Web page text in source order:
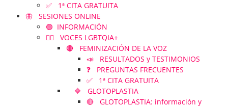
✅ 1ª CITA GRATUITA
🦋 SESIONES ONLINE
🟢 INFORMACIÓN
🏳️‍🌈 VOCES LGBTQIA+
🔴 FEMINIZACIÓN DE LA VOZ
📣 RESULTADOS y TESTIMONIOS
❓ PREGUNTAS FRECUENTES
✅ 1ª CITA GRATUITA
🔶 GLOTOPLASTIA
🔴 GLOTOPLASTIA: información y